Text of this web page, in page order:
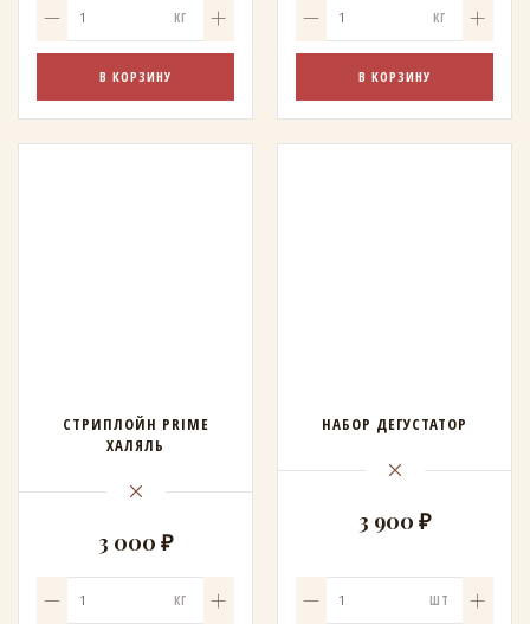
КГ
В КОРЗИНУ
КГ
В КОРЗИНУ
СТРИПЛОЙН PRIME
ХАЛЯЛЬ
3 000 ₽
КГ
НАБОР ДЕГУСТАТОР
3 900 ₽
ШТ